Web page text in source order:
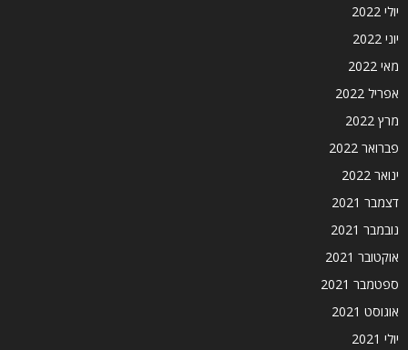
יולי 2022
יוני 2022
מאי 2022
אפריל 2022
מרץ 2022
פברואר 2022
ינואר 2022
דצמבר 2021
נובמבר 2021
אוקטובר 2021
ספטמבר 2021
אוגוסט 2021
יולי 2021